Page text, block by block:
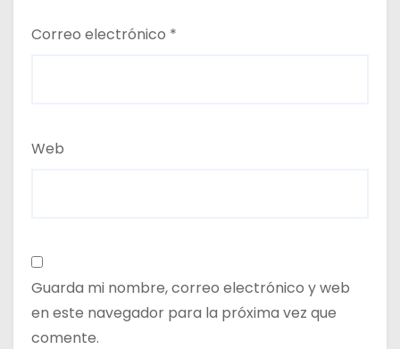
Correo electrónico *
Web
Guarda mi nombre, correo electrónico y web
en este navegador para la próxima vez que
comente.